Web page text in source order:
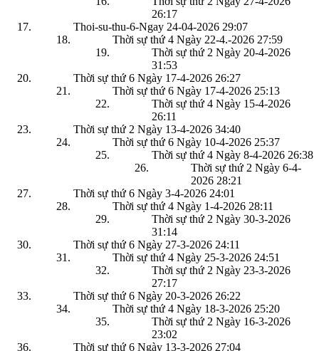
26:17
Thoi-su-thu-6-Ngay 24-04-2026 29:07
Thời sự thứ 4 Ngày 22-4.-2026 27:59
Thời sự thứ 2 Ngày 20-4-2026
31:53
Thời sự thứ 6 Ngày 17-4-2026 26:27
Thời sự thứ 6 Ngày 17-4-2026 25:13
Thời sự thứ 4 Ngày 15-4-2026
26:11
Thời sự thứ 2 Ngày 13-4-2026 34:40
Thời sự thứ 6 Ngày 10-4-2026 25:37
Thời sự thứ 4 Ngày 8-4-2026 26:38
Thời sự thứ 2 Ngày 6-4-
2026 28:21
Thời sự thứ 6 Ngày 3-4-2026 24:01
Thời sự thứ 4 Ngày 1-4-2026 28:11
Thời sự thứ 2 Ngày 30-3-2026
31:14
Thời sự thứ 6 Ngày 27-3-2026 24:11
Thời sự thứ 4 Ngày 25-3-2026 24:51
Thời sự thứ 2 Ngày 23-3-2026
27:17
Thời sự thứ 6 Ngày 20-3-2026 26:22
Thời sự thứ 4 Ngày 18-3-2026 25:20
Thời sự thứ 2 Ngày 16-3-2026
23:02
Thời sự thứ 6 Ngày 13-3-2026 27:04